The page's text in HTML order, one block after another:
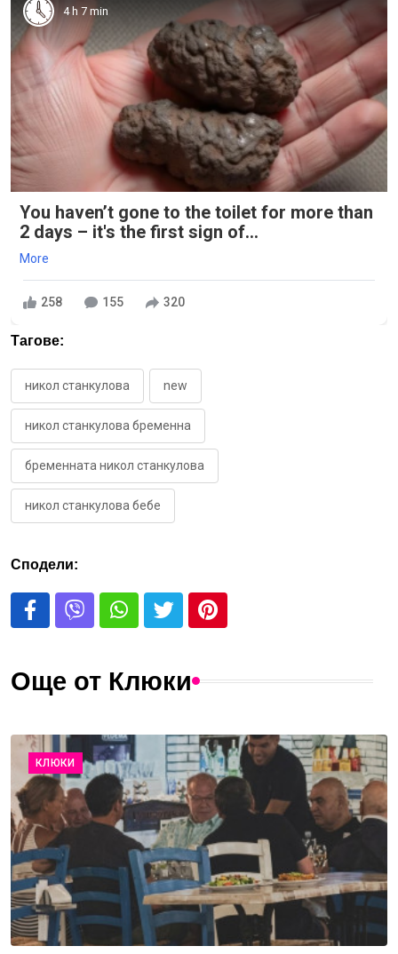
4 h 7 min
You haven’t gone to the toilet for more than
2 days – it's the first sign of...
More
258 155 320
Тагове:
никол станкулова new
никол станкулова бременна
бременната никол станкулова
никол станкулова бебе
Сподели:
Още от Клюки
КЛЮКИ